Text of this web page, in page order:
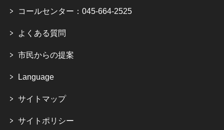
コールセンター：045-664-2525
よくある質問
市民からの提案
Language
サイトマップ
サイトポリシー